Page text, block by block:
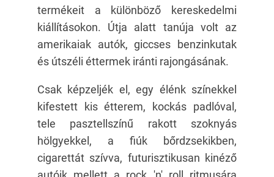
termékeit a különböző kereskedelmi
kiállításokon. Útja alatt tanúja volt az
amerikaiak autók, giccses benzinkutak
és útszéli éttermek iránti rajongásának.
Csak képzeljék el, egy élénk színekkel
kifestett kis étterem, kockás padlóval,
tele pasztellszínű rakott szoknyás
hölgyekkel, a fiúk bőrdzsekikben,
cigarettát szívva, futurisztikusan kinéző